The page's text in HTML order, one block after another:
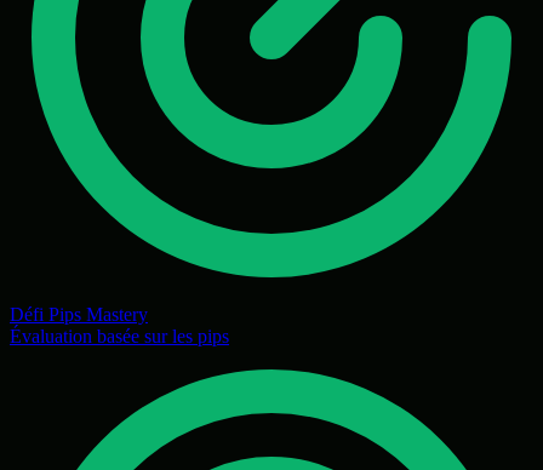
Défi Pips Mastery
Évaluation basée sur les pips